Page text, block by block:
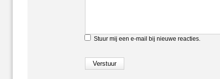
Stuur mij een e-mail bij nieuwe reacties.